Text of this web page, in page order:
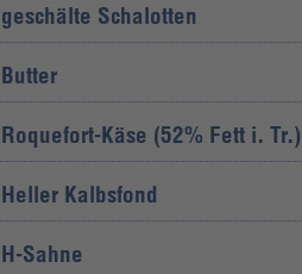
geschälte Schalotten
Butter
Roquefort-Käse (52% Fett i. Tr.)
Heller Kalbsfond
H-Sahne